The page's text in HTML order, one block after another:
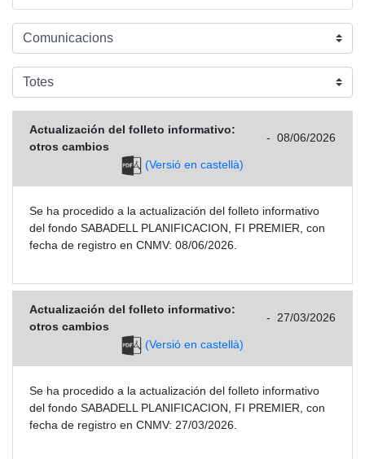
Actualización del folleto informativo:
otros cambios
- 08/06/2026
(Versió en castellà)
Se ha procedido a la actualización del folleto informativo
del fondo SABADELL PLANIFICACION, FI PREMIER, con
fecha de registro en CNMV: 08/06/2026.
Actualización del folleto informativo:
otros cambios
- 27/03/2026
(Versió en castellà)
Se ha procedido a la actualización del folleto informativo
del fondo SABADELL PLANIFICACION, FI PREMIER, con
fecha de registro en CNMV: 27/03/2026.